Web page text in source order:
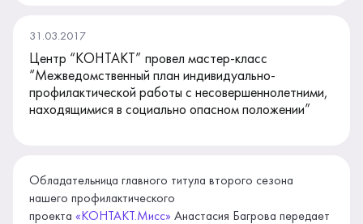
31.03.2017
Центр “КОНТАКТ” провел мастер-класс
“Межведомственный план индивидуально-
профилактической работы с несовершеннолетними,
находящимися в социально опасном положении”
Обладательница главного титула второго сезона
нашего профилактического
проекта«КОНТАКТ.Мисс» Анастасия Багрова передает